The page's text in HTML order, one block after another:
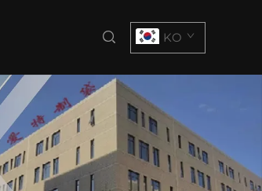
KO